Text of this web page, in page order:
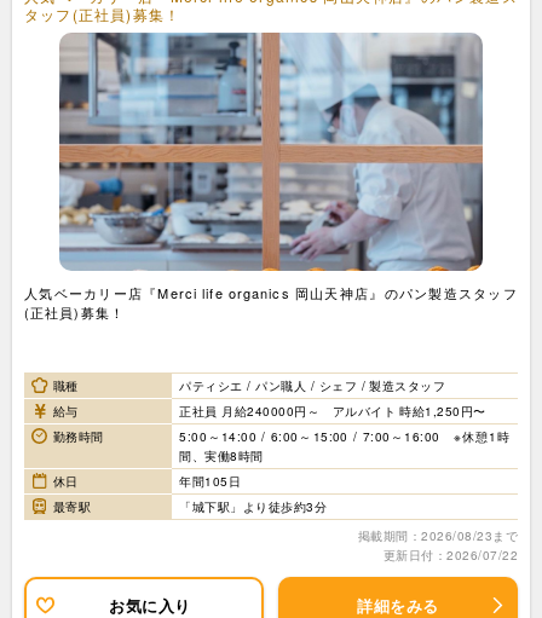
タッフ(正社員)募集！
人気ベーカリー店『Merci life organics 岡山天神店』のパン製造スタッフ
(正社員)募集！
職種
パティシエ / パン職人 / シェフ / 製造スタッフ
給与
正社員 月給240000円～ アルバイト 時給1,250円〜
勤務時間
5:00～14:00 / 6:00～15:00 / 7:00～16:00 ※休憩1時
間、実働8時間
休日
年間105日
最寄駅
「城下駅」より徒歩約3分
掲載期間：2026/08/23まで
更新日付：2026/07/22
お気に入り 詳細をみる